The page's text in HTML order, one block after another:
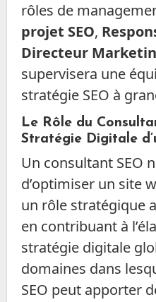
rôles de
projet SEO,
Directeur
supervisera une
stratégie SEO à
Le Rôle du
Stratégie Digitale
Un consultant SEO
d’optimiser un site
un rôle stratégique
en contribuant à
stratégie digitale
domaines dans
SEO peut apporter